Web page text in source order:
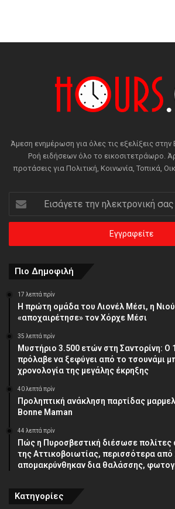
Άμεση ενημέρωση για όλες τις εξελίξεις
Ροή ειδήσεων όλο το εικοσιτετράωρο.
προτάσεις για Πολιτική, Κοινωνία, Τοπικά,
Εισάγετε
την
ηλεκτρονική
διεύθυνση
Πιο Δημοφιλή
17 λεπτά πρίν
Η πρώτη ομάδα του Λιονέλ Μέσι, η
«αποχαιρέτησε» τον Χόρχε Μέσι
35 λεπτά πρίν
Μυστήριο 3.500 ετών στη Σαντορίνη: Ο
πρόλαβε να ξεφύγει από το τσουνάμι
χρονολογία της μεγάλης έκρηξης
40 λεπτά πρίν
Προληπτική ανάκληση παρτίδας
Bonne Maman
44 λεπτά πρίν
Πώς η Πυροσβεστική διέσωσε πολίτες
της Αττικοβοιωτίας, περισσότερα
απομακρύνθηκαν δια θαλάσσης,
Κατηγορίες